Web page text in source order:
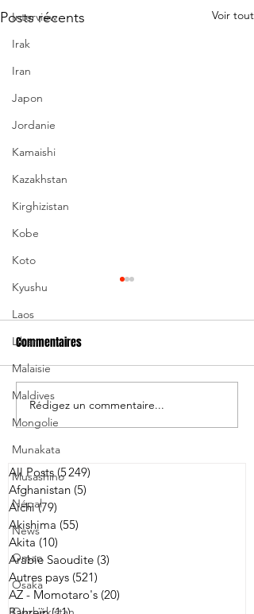
Interview
Irak
Iran
Japon
Jordanie
Kamaishi
Kazakhstan
Kirghizistan
Kobe
Koto
Kyushu
Laos
Liban
Malaisie
Maldives
Mongolie
Munakata
Musashino
Népal
News
Oman
Osaka
Posts récents Voir tout
Les Brave Blossoms
s'inclinent de peu face à
l'Australie
Commentaires
Rédigez un commentaire...
All Posts (5 249)
Afghanistan (5)
Aichi (79)
Akishima (55)
Akita (10)
Arabie Saoudite (3)
Autres pays (521)
AZ - Momotaro's (20)